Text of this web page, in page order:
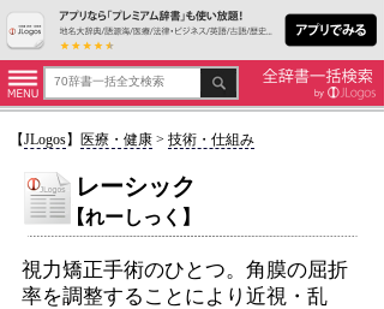
【JLogos】 医療・健康> 技術・仕組み
レーシック
【れーしっく】
視力矯正手術のひとつ。角膜の屈折
率を調整することにより近視・乱